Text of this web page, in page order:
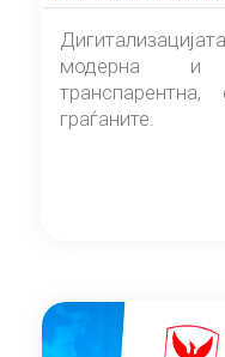
модерна и
граѓаните.